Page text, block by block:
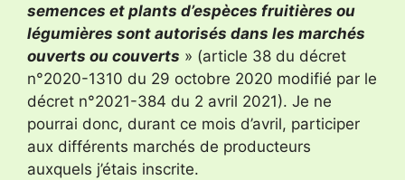
semences et plants d’espèces fruitières ou
légumières sont autorisés dans les marchés
ouverts ou couverts » (article 38 du décret
n°2020-1310 du 29 octobre 2020 modifié par le
décret n°2021-384 du 2 avril 2021). Je ne
pourrai donc, durant ce mois d’avril, participer
aux différents marchés de producteurs
auxquels j’étais inscrite.